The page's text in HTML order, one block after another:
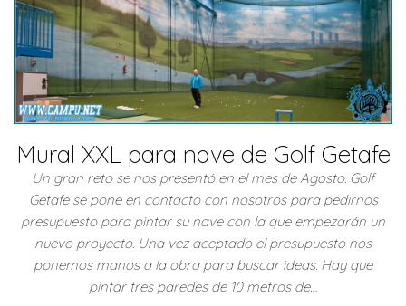
Mural XXL para nave de Golf Getafe
Un gran reto se nos presentó en el mes de Agosto. Golf
Getafe se pone en contacto con nosotros para pedirnos
presupuesto para pintar su nave con la que empezarán un
nuevo proyecto. Una vez aceptado el presupuesto nos
ponemos manos a la obra para buscar ideas. Hay que
pintar tres paredes de 10 metros de…